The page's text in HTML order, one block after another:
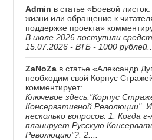
Admin в статье «Боевой
жизни или обращение к
поддержке проекта»
В июле 2026 поступили
15.07.2026 - ВТБ - 1000 рублей....
ZaNoZa в статье «Александр
необходим свой Корпус
комментирует:
Ключевое здесь:"Корпус
Консервативной Революции".
несколько вопросов. 1. Когда
планирует Русскую
Революцию"?. 2....